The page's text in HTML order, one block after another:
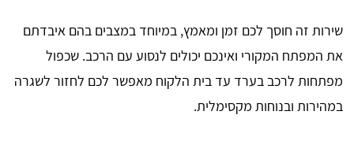
שירות זה חוסך לכם זמן ומאמץ, במיוחד במצבים בהם איבדתם
את המפתח המקורי ואינכם יכולים לנסוע עם הרכב. שכפול
מפתחות לרכב בערד עד בית הלקוח מאפשר לכם לחזור לשגרה
במהירות ובנוחות מקסימלית.